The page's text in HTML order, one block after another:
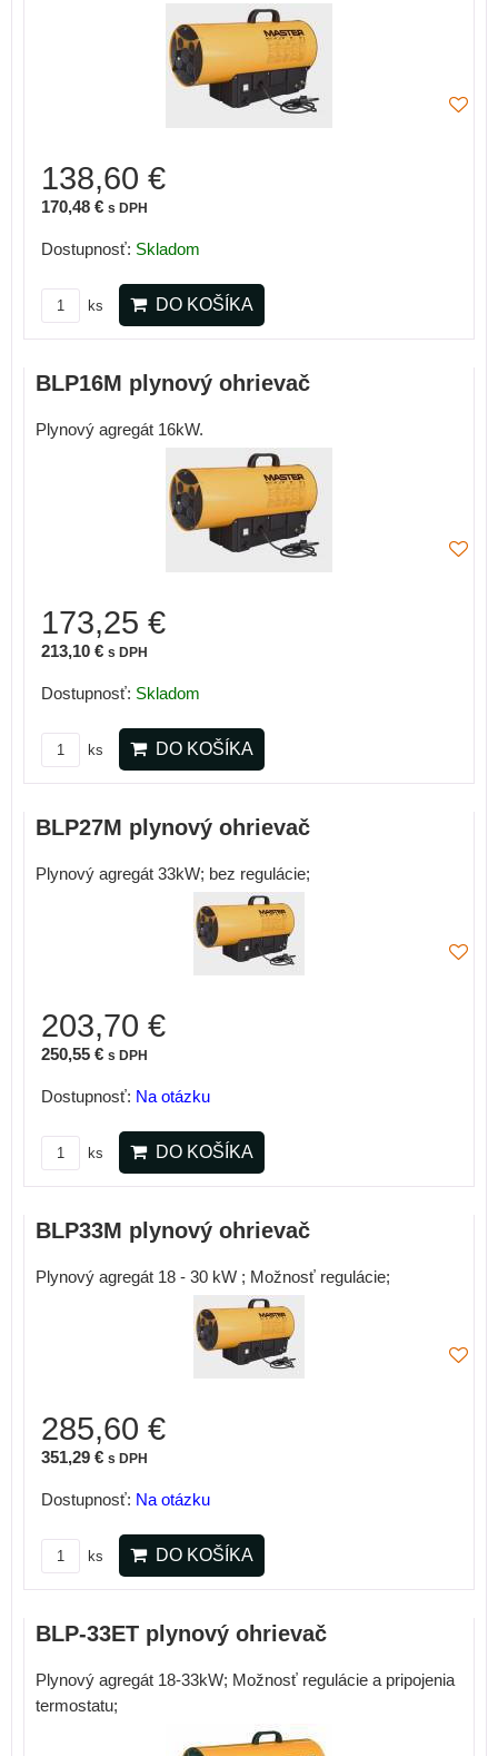
138,60 €
170,48 € s DPH
Dostupnosť: Skladom
ks DO KOŠÍKA
BLP16M plynový ohrievač
Plynový agregát 16kW.
173,25 €
213,10 € s DPH
Dostupnosť: Skladom
ks DO KOŠÍKA
BLP27M plynový ohrievač
Plynový agregát 33kW; bez regulácie;
203,70 €
250,55 € s DPH
Dostupnosť: Na otázku
ks DO KOŠÍKA
BLP33M plynový ohrievač
Plynový agregát 18 - 30 kW ; Možnosť regulácie;
285,60 €
351,29 € s DPH
Dostupnosť: Na otázku
ks DO KOŠÍKA
BLP-33ET plynový ohrievač
Plynový agregát 18-33kW; Možnosť regulácie a pripojenia
termostatu;